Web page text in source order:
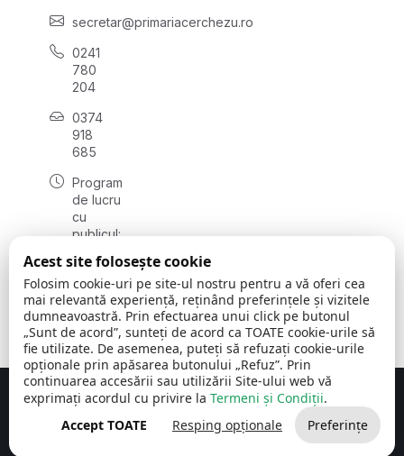
secretar@primariacerchezu.ro
0241
780
204
0374
918
685
Program
de lucru
cu
publicul:
08:00 -
16:30
, vineri:
08:00 -
14:00
Comuna Cerchezu © 2026Toate drepturile rezervate
Concept realizat de Big Media Relații Publice SRL
Acest site folosește cookie
Folosim cookie-uri pe site-ul nostru pentru a vă oferi cea
mai relevantă experiență, reținând preferințele și vizitele
dumneavoastră. Prin efectuarea unui click pe butonul
„Sunt de acord”, sunteți de acord ca TOATE cookie-urile să
fie utilizate. De asemenea, puteți să refuzați cookie-urile
opționale prin apăsarea butonului „Refuz”. Prin
continuarea accesării sau utilizării Site-ului web vă
exprimați acordul cu privire la Termeni și Condiții.
Accept TOATE
Resping opționale Preferințe